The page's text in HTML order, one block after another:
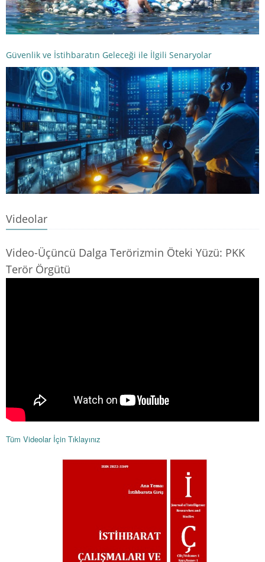
Güvenlik ve İstihbaratın Geleceği ile İlgili Senaryolar
Videolar
Video-Üçüncü Dalga Terörizmin Öteki Yüzü: PKK
Terör Örgütü
Tüm Videolar İçin Tıklayınız